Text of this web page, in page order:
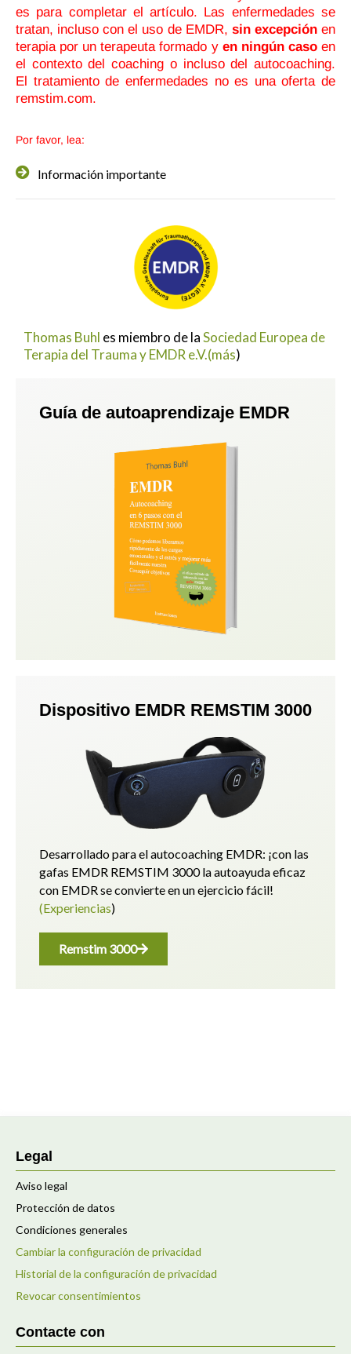
es para completar el artículo. Las enfermedades se
tratan, incluso con el uso de EMDR, sin excepciónen
terapia por un terapeuta formado y en ningún casoen
el contexto del coaching o incluso del autocoaching.
El tratamiento de enfermedades no es una oferta de
remstim.com.
Por favor, lea:
Información importante
Thomas Buhl es miembro de laSociedad Europea de
Terapia del Trauma y EMDR e.V.(más)
Guía de autoaprendizaje EMDR
Dispositivo EMDR REMSTIM 3000
Desarrollado para el autocoaching EMDR: ¡con las
gafas EMDR REMSTIM 3000 la autoayuda eficaz
con EMDR se convierte en un ejercicio fácil!
(Experiencias)
Remstim 3000
Legal
Aviso legal
Protección de datos
Condiciones generales
Cambiar la configuración de privacidad
Historial de la configuración de privacidad
Revocar consentimientos
Contacte con